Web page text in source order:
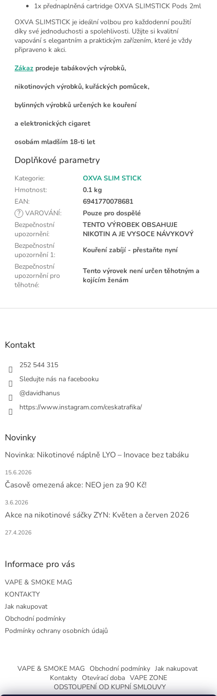
1x přednaplněná cartridge OXVA SLIMSTICK Pods 2ml
OXVA SLIMSTICK je ideální volbou pro každodenní použití
díky své jednoduchosti a spolehlivosti. Užijte si kvalitní
vapování s elegantním a praktickým zařízením, které je vždy
připraveno k akci.
Zákaz prodeje tabákových výrobků,
nikotinových výrobků, kuřáckých pomůcek,
bylinných výrobků určených ke kouření
a elektronických cigaret
osobám mladším 18-ti let
Doplňkové parametry
Kategorie:
OXVA SLIM STICK
Hmotnost:
0.1 kg
EAN:
6941770078681
? VAROVÁNÍ:
Pouze pro dospělé
Bezpečnostní
upozornění:
TENTO VÝROBEK OBSAHUJE
NIKOTIN A JE VYSOCE NÁVYKOVÝ
Bezpečnostní
upozornění 1:
Kouření zabíjí - přestaňte nyní
Bezpečnostní
upozornění pro
těhotné:
Tento výrovek není určen těhotným a
kojícím ženám
Z
Kontakt
252 544 315
Sledujte nás na facebooku
@davidhanus
https://www.instagram.com/ceskatrafika/
Novinky
Novinka: Nikotinové náplně LYO – Inovace bez tabáku
15.6.2026
Časově omezená akce: NEO jen za 90 Kč!
3.6.2026
Akce na nikotinové sáčky ZYN: Květen a červen 2026
27.4.2026
Informace pro vás
VAPE & SMOKE MAG
KONTAKTY
Jak nakupovat
Obchodní podmínky
Podmínky ochrany osobních údajů
VAPE & SMOKE MAG Obchodní podmínky Jak nakupovat
Kontakty Otevírací doba VAPE ZONE
ODSTOUPENÍ OD KUPNÍ SMLOUVY